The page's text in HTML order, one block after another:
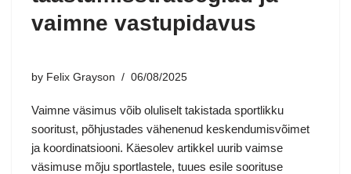
vaimne vastupidavus
by Felix Grayson 06/08/2025
Vaimne väsimus võib oluliselt takistada sportlikku
sooritust, põhjustades vähenenud keskendumisvõimet
ja koordinatsiooni. Käesolev artikkel uurib vaimse
väsimuse mõju sportlastele, tuues esile soorituse